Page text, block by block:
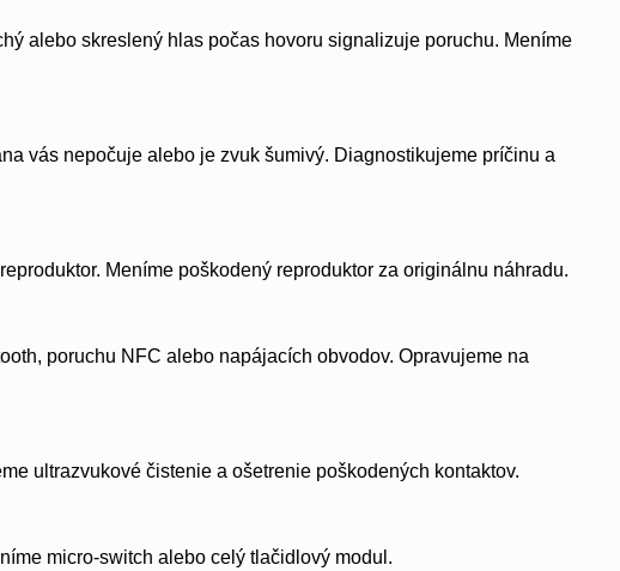
alebo skreslený hlas počas hovoru signalizuje poruchu. Meníme
vás nepočuje alebo je zvuk šumivý. Diagnostikujeme príčinu a
Meníme poškodený reproduktor za originálnu náhradu.
poruchu NFC alebo napájacích obvodov. Opravujeme na
ultrazvukové čistenie a ošetrenie poškodených kontaktov.
micro-switch alebo celý tlačidlový modul.